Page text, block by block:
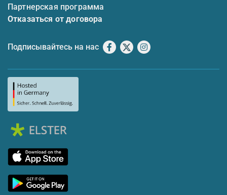
Партнерская программа
Отказаться от договора
Подписывайтесь на нас Facebook
X Instagram